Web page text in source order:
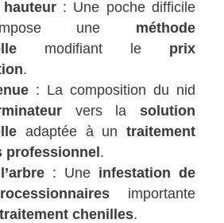
: Une poche difficile
impose une méthode
modifiant le prix
.
: La composition du nid
vers la solution
adaptée à un traitement
professionnel.
: Une infestation de
importante
chenilles.